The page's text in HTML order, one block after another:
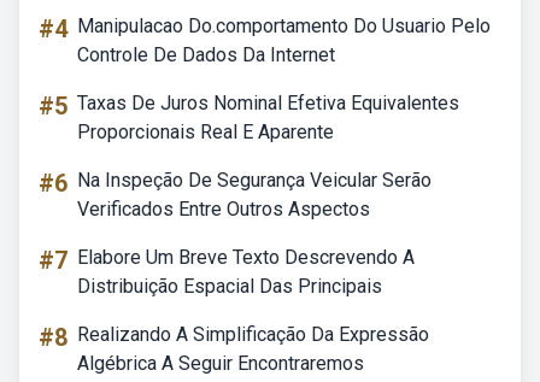
#4 Manipulacao Do.comportamento Do Usuario Pelo
Controle De Dados Da Internet
#5 Taxas De Juros Nominal Efetiva Equivalentes
Proporcionais Real E Aparente
#6 Na Inspeção De Segurança Veicular Serão
Verificados Entre Outros Aspectos
#7 Elabore Um Breve Texto Descrevendo A
Distribuição Espacial Das Principais
#8 Realizando A Simplificação Da Expressão
Algébrica A Seguir Encontraremos